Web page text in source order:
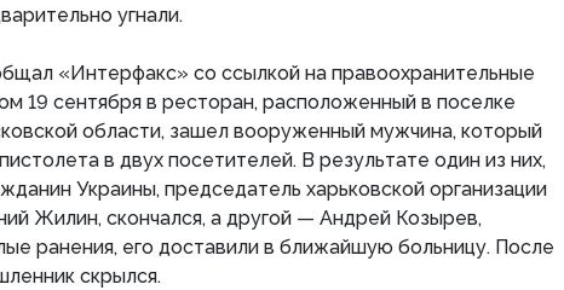
угнали.
«Интерфакс» со ссылкой на правоохранительные
19 сентября в ресторан, расположенный в поселке
области, зашел вооруженный мужчина, который
в двух посетителей. В результате один из них,
Украины, председатель харьковской организации
Жилин, скончался, а другой — Андрей Козырев,
ранения, его доставили в ближайшую больницу. После
скрылся.